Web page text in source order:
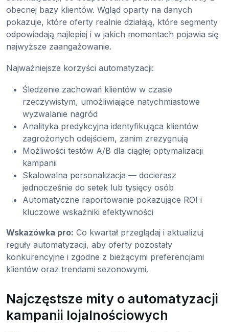
obecnej bazy klientów. Wgląd oparty na danych
pokazuje, które oferty realnie działają, które segmenty
odpowiadają najlepiej i w jakich momentach pojawia się
najwyższe zaangażowanie.
Najważniejsze korzyści automatyzacji:
Śledzenie zachowań klientów w czasie
rzeczywistym, umożliwiające natychmiastowe
wyzwalanie nagród
Analityka predykcyjna identyfikująca klientów
zagrożonych odejściem, zanim zrezygnują
Możliwości testów A/B dla ciągłej optymalizacji
kampanii
Skalowalna personalizacja — docierasz
jednocześnie do setek lub tysięcy osób
Automatyczne raportowanie pokazujące ROI i
kluczowe wskaźniki efektywności
Wskazówka pro: Co kwartał przeglądaj i aktualizuj
reguły automatyzacji, aby oferty pozostały
konkurencyjne i zgodne z bieżącymi preferencjami
klientów oraz trendami sezonowymi.
Najczęstsze mity o automatyzacji
kampanii lojalnościowych